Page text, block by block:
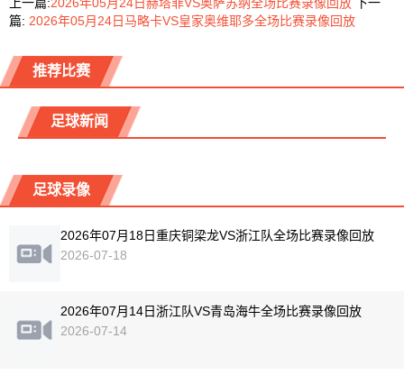
篇: 2026年05月24日马略卡VS皇家奥维耶多全场比赛录像回放
推荐比赛
足球新闻
足球录像
2026年07月18日重庆铜梁龙VS浙江队全场比赛录像回放
2026-07-18
2026年07月14日浙江队VS青岛海牛全场比赛录像回放
2026-07-14